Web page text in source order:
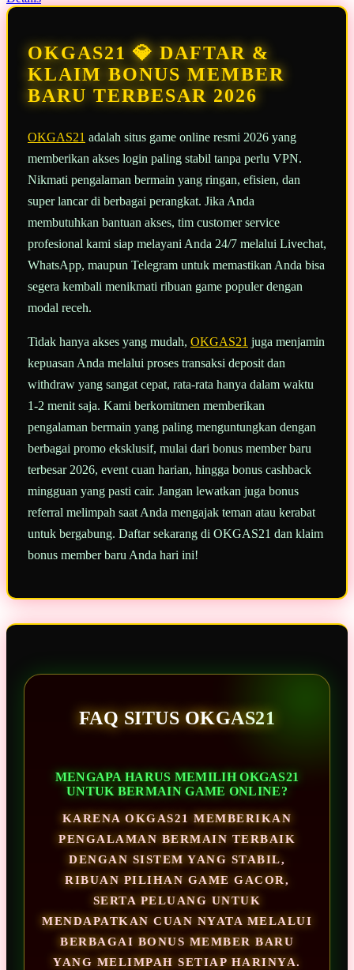
13
halaman
yang
sama.
OKGAS21 💎 DAFTAR &
KLAIM BONUS MEMBER
BARU TERBESAR 2026
OKGAS21 adalah situs game online resmi 2026 yang
memberikan akses login paling stabil tanpa perlu VPN.
Nikmati pengalaman bermain yang ringan, efisien, dan
super lancar di berbagai perangkat. Jika Anda
membutuhkan bantuan akses, tim customer service
profesional kami siap melayani Anda 24/7 melalui Livechat,
WhatsApp, maupun Telegram untuk memastikan Anda bisa
segera kembali menikmati ribuan game populer dengan
modal receh.
Tidak hanya akses yang mudah, OKGAS21 juga menjamin
kepuasan Anda melalui proses transaksi deposit dan
withdraw yang sangat cepat, rata-rata hanya dalam waktu
1-2 menit saja. Kami berkomitmen memberikan
pengalaman bermain yang paling menguntungkan dengan
berbagai promo eksklusif, mulai dari bonus member baru
terbesar 2026, event cuan harian, hingga bonus cashback
mingguan yang pasti cair. Jangan lewatkan juga bonus
referral melimpah saat Anda mengajak teman atau kerabat
untuk bergabung. Daftar sekarang di OKGAS21 dan klaim
bonus member baru Anda hari ini!
FAQ SITUS OKGAS21
MENGAPA HARUS MEMILIH OKGAS21
UNTUK BERMAIN GAME ONLINE?
KARENA OKGAS21 MEMBERIKAN
PENGALAMAN BERMAIN TERBAIK
DENGAN SISTEM YANG STABIL,
RIBUAN PILIHAN GAME GACOR,
SERTA PELUANG UNTUK
MENDAPATKAN CUAN NYATA MELALUI
BERBAGAI BONUS MEMBER BARU
YANG MELIMPAH SETIAP HARINYA.